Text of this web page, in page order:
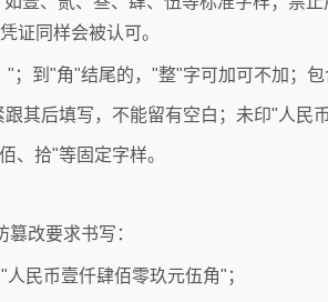
证同样会被认可。
；到"角"结尾的，"整"字可加可不加；
其后填写，不能留有空白；未印"人民
、拾"等固定字样。
改要求书写：
民币壹仟肆佰零玖元伍角"；